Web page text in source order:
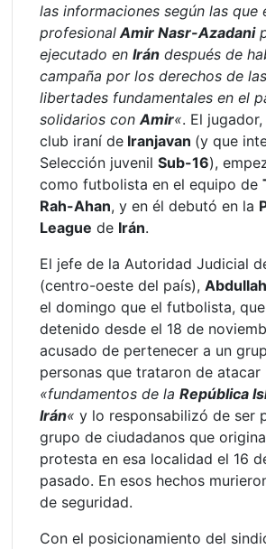
las informaciones según las que
profesional Amir Nasr-Azadani
ejecutado enIrán después de
campaña por los derechos de
libertades fundamentales en el
solidarios conAmir«. El
club iraní de Iranjavan (y que
Selección juvenilSub-16),
como futbolista en el equipo de
Rah-Ahan, y en él debutó en la
League de Irán.
El jefe de la Autoridad Judicial
(centro-oeste del país),
el domingo que el futbolista,
detenido desde el 18 de
acusado de pertenecer a un
personas que trataron de atacar
«fundamentos de laRepública
Irán« y lo responsabilizó de ser
grupo de ciudadanos que
protesta en esa localidad el 16
pasado. En esos hechos
de seguridad.
Con el posicionamiento del